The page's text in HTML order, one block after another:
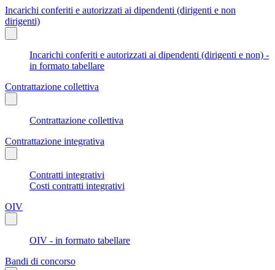
Incarichi conferiti e autorizzati ai dipendenti (dirigenti e non
dirigenti)
Incarichi conferiti e autorizzati ai dipendenti (dirigenti e non) -
in formato tabellare
Contrattazione collettiva
Contrattazione collettiva
Contrattazione integrativa
Contratti integrativi
Costi contratti integrativi
OIV
OIV - in formato tabellare
Bandi di concorso